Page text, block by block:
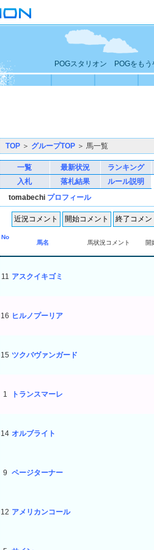
POGスタリオン POGをもう
TOP ＞ グループTOP ＞ 馬一覧
一覧 最新状況
ランキング
入札
落札結果
ルール説明
tomabechi プロフィール
No
馬名
馬状況コメント 開
11 アスクイキゴミ
16 ヒルノプーリア
15 ツクバヴァンガード
1 トランスマーレ
14 オルブライト
9 ページターナー
12 アメリカンコール